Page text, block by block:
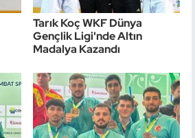
Tarık Koç WKF Dünya
Gençlik Ligi'nde Altın
Madalya Kazandı